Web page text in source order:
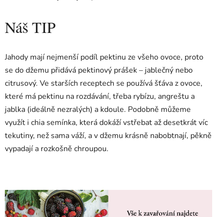
Náš TIP
Jahody mají nejmenší podíl pektinu ze všeho ovoce, proto
se do džemu přidává pektinový prášek – jablečný nebo
citrusový. Ve starších receptech se používá šťáva z ovoce,
které má pektinu na rozdávání, třeba rybízu, angreštu a
jablka (ideálně nezralých) a kdoule. Podobně můžeme
využít i chia semínka, která dokáží vstřebat až desetkrát víc
tekutiny, než sama váží, a v džemu krásně nabobtnají, pěkně
vypadají a rozkošně chroupou.